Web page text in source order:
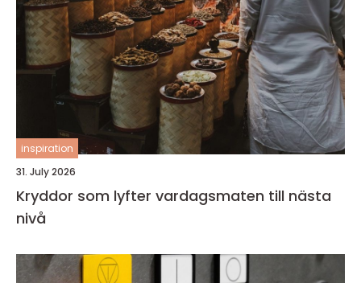
inspiration
31. July 2026
Kryddor som lyfter vardagsmaten till nästa
nivå